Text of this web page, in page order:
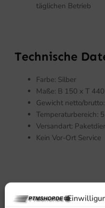
täglichen Betrieb
Technische
Farbe: Silber
Maße: B 150 x T
Gewicht netto/
Temperaturbereich:
Versandart:
Kein Vor-Ort Service